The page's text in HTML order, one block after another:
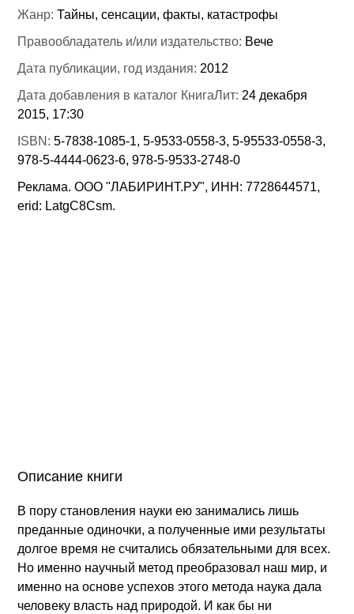
Жанр:Тайны, сенсации, факты, катастрофы
Правообладатель и/или издательство: Вече
Дата публикации, год издания: 2012
Дата добавления в каталог КнигаЛит: 24 декабря
2015, 17:30
ISBN:5-7838-1085-1, 5-9533-0558-3, 5-95533-0558-3,
978-5-4444-0623-6, 978-5-9533-2748-0
Реклама. ООО "ЛАБИРИНТ.РУ", ИНН: 7728644571,
erid: LatgC8Csm.
Описание книги
В пору становления науки ею занимались лишь
преданные одиночки, а полученные ими результаты
долгое время не считались обязательными для всех.
Но именно научный метод преобразовал наш мир, и
именно на основе успехов этого метода наука дала
человеку власть над природой. И как бы ни